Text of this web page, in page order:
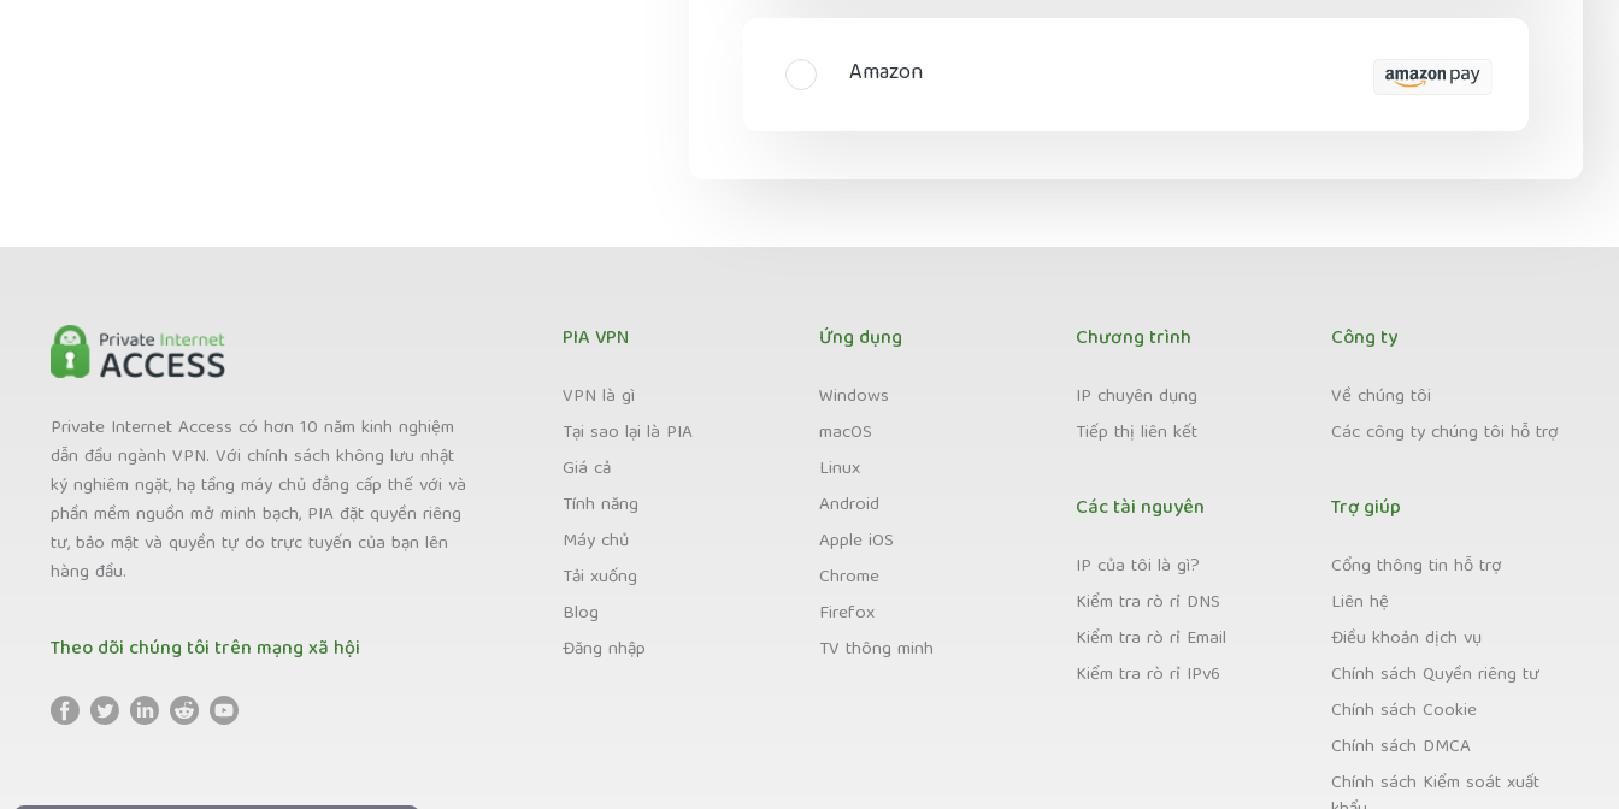
Amazon
Private Internet Access có hơn 10 năm kinh nghiệm
dẫn đầu ngành VPN. Với chính sách không lưu nhật
ký nghiêm ngặt, hạ tầng máy chủ đẳng cấp thế với và
phần mềm nguồn mở minh bạch, PIA đặt quyền riêng
tư, bảo mật và quyền tự do trực tuyến của bạn lên
hàng đầu.
Theo dõi chúng tôi trên mạng xã hội
PIA VPN
VPN là gì
Tại sao lại là PIA
Giá cả
Tính năng
Máy chủ
Tải xuống
Blog
Đăng nhập
Ứng dụng
Windows
macOS
Linux
Android
Apple iOS
Chrome
Firefox
TV thông minh
Chương trình
IP chuyên dụng
Tiếp thị liên kết
Các tài nguyên
IP của tôi là gì?
Kiểm tra rò rỉ DNS
Kiểm tra rò rỉ Email
Kiểm tra rò rỉ IPv6
Công ty
Về chúng tôi
Các công ty chúng tôi hỗ trợ
Trợ giúp
Cổng thông tin hỗ trợ
Liên hệ
Điều khoản dịch vụ
Chính sách Quyền riêng tư
Chính sách Cookie
Chính sách DMCA
Chính sách Kiểm soát xuất